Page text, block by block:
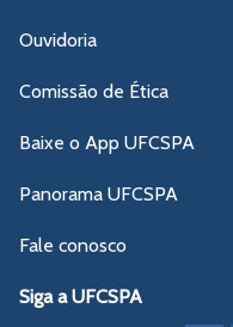
Ouvidoria
Comissão de Ética
Baixe o App UFCSPA
Panorama UFCSPA
Fale conosco
Siga a UFCSPA